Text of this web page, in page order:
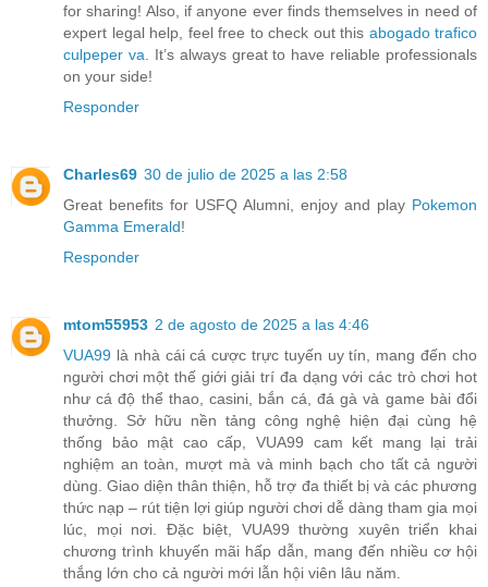
for sharing! Also, if anyone ever finds themselves in need of
expert legal help, feel free to check out this abogado trafico
culpeper va . It’s always great to have reliable professionals
on your side!
Responder
Charles69 30 de julio de 2025 a las 2:58
Great benefits for USFQ Alumni, enjoy and play Pokemon
Gamma Emerald!
Responder
mtom55953 2 de agosto de 2025 a las 4:46
VUA99 là nhà cái cá cược trực tuyến uy tín, mang đến cho
người chơi một thế giới giải trí đa dạng với các trò chơi hot
như cá độ thể thao, casini, bắn cá, đá gà và game bài đổi
thưởng. Sở hữu nền tảng công nghệ hiện đại cùng hệ
thống bảo mật cao cấp, VUA99 cam kết mang lại trải
nghiệm an toàn, mượt mà và minh bạch cho tất cả người
dùng. Giao diện thân thiện, hỗ trợ đa thiết bị và các phương
thức nạp – rút tiện lợi giúp người chơi dễ dàng tham gia mọi
lúc, mọi nơi. Đặc biệt, VUA99 thường xuyên triển khai
chương trình khuyến mãi hấp dẫn, mang đến nhiều cơ hội
thắng lớn cho cả người mới lẫn hội viên lâu năm.